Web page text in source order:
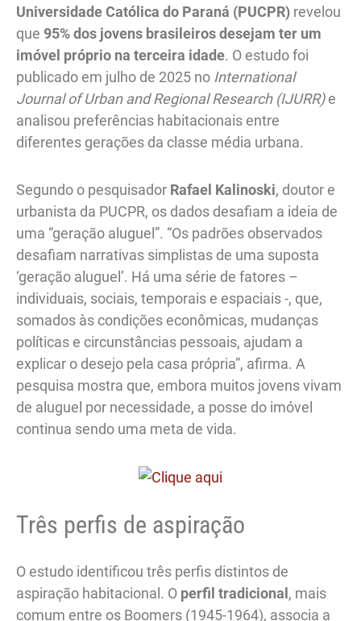
Universidade Católica do Paraná (PUCPR) revelou
que 95% dos jovens brasileiros desejam ter um
imóvel próprio na terceira idade. O estudo foi
publicado em julho de 2025 no International
Journal of Urban and Regional Research (IJURR)e
analisou preferências habitacionais entre
diferentes gerações da classe média urbana.
Segundo o pesquisador Rafael Kalinoski, doutor e
urbanista da PUCPR, os dados desafiam a ideia de
uma “geração aluguel”. “Os padrões observados
desafiam narrativas simplistas de uma suposta
‘geração aluguel’. Há uma série de fatores –
individuais, sociais, temporais e espaciais -, que,
somados às condições econômicas, mudanças
políticas e circunstâncias pessoais, ajudam a
explicar o desejo pela casa própria”, afirma. A
pesquisa mostra que, embora muitos jovens vivam
de aluguel por necessidade, a posse do imóvel
continua sendo uma meta de vida.
Três perfis de aspiração
O estudo identificou três perfis distintos de
aspiração habitacional. O perfil tradicional , mais
comum entre os Boomers (1945-1964), associa a